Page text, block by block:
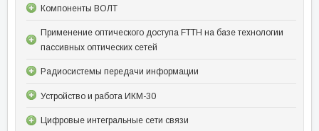
Компоненты ВОЛТ
Применение оптического доступа FTTH на базе технологии
пассивных оптических сетей
Радиосистемы передачи информации
Устройство и работа ИКМ-30
Цифровые интегральные сети связи